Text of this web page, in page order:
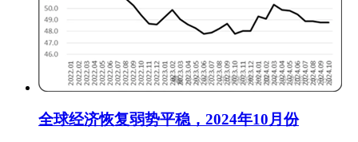
全球经济恢复弱势平稳，2024年10月份